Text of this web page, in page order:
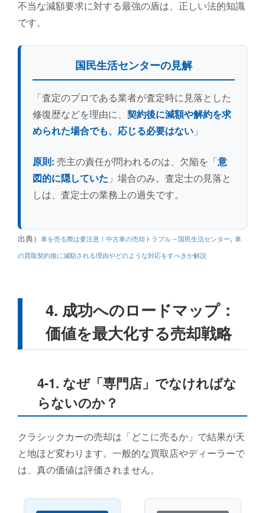
不当な減額要求に対する最強の盾は、正しい法的知識
です。
国民生活センターの見解
「査定のプロである業者が査定時に見落とした
修復歴などを理由に、 契約後に減額や解約を求
められた場合でも、応じる必要はない 」
原則: 売主の責任が問われるのは、欠陥を「意
図的に隠していた 」場合のみ。査定士の見落と
しは、査定士の業務上の過失です。
出典） 車を売る際は要注意！中古車の売却トラブル – 国民生活センター, 車
の買取契約後に減額される理由やどのような対応をすべきか解説
4. 成功へのロードマップ：
価値を最大化する売却戦略
4-1. なぜ「専門店」でなければな
らないのか？
クラシックカーの売却は「どこに売るか」で結果が天
と地ほど変わります。一般的な買取店やディーラーで
は、真の価値は評価されません。